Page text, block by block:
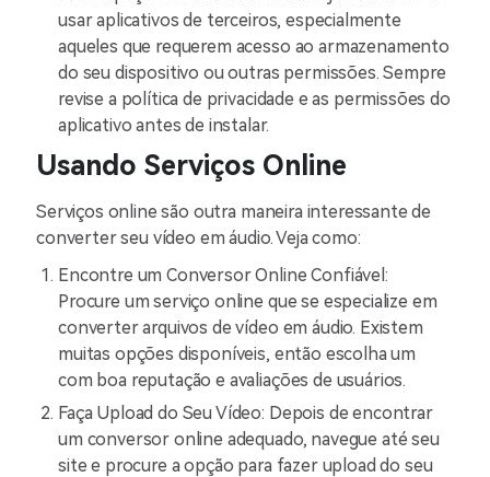
usar aplicativos de terceiros, especialmente
aqueles que requerem acesso ao armazenamento
do seu dispositivo ou outras permissões. Sempre
revise a política de privacidade e as permissões do
aplicativo antes de instalar.
Usando Serviços Online
Serviços online são outra maneira interessante de
converter seu vídeo em áudio. Veja como:
Encontre um Conversor Online Confiável:
Procure um serviço online que se especialize em
converter arquivos de vídeo em áudio. Existem
muitas opções disponíveis, então escolha um
com boa reputação e avaliações de usuários.
Faça Upload do Seu Vídeo: Depois de encontrar
um conversor online adequado, navegue até seu
site e procure a opção para fazer upload do seu